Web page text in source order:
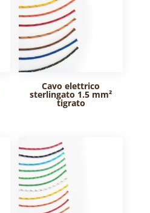
Cavo elettrico
sterlingato 1.5 mm²
tigrato